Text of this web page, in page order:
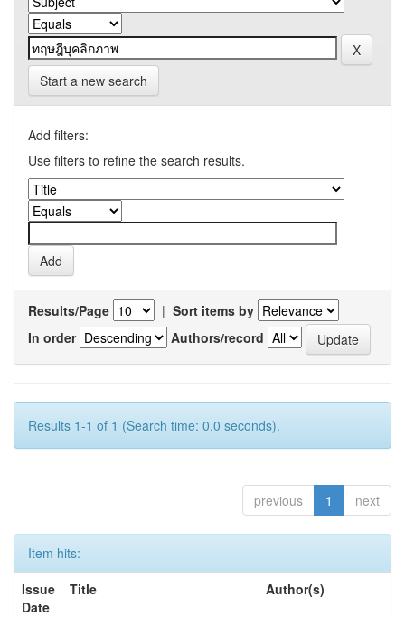
Start a new search
Add filters:
Use filters to refine the search results.
Results/Page | Sort items by
In order
Authors/record
Results 1-1 of 1 (Search time: 0.0 seconds).
previous 1 next
Item hits:
Issue
Date
Title Author(s)